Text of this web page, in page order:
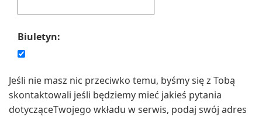
Biuletyn:
Jeśli nie masz nic przeciwko temu, byśmy się z Tobą
skontaktowali jeśli będziemy mieć jakieś pytania
dotycząceTwojego wkładu w serwis, podaj swój adres